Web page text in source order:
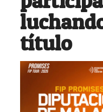
título